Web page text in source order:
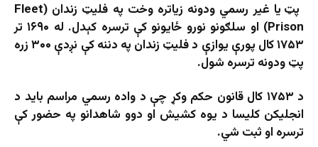
پټ يا غير رسمي ودونه زیاتره وخت په فليټ زندان (Fleet
Prison) او سلګونو نورو ځایونو کې ترسره کېدل. له ۱۶۹۰ تر
۱۷۵۳ کال پورې يوازې د فليټ زندان په دننه کې نږدې ۳۰۰ زره
پټ ودونه ترسره شول.
د ۱۷۵۳ کال قانون حکم وکړ چې د واده رسمي مراسم بايد د
انجليکن کليسا د يوه کشيش او دوو شاهدانو په حضور کې
ترسره او ثبت شي.